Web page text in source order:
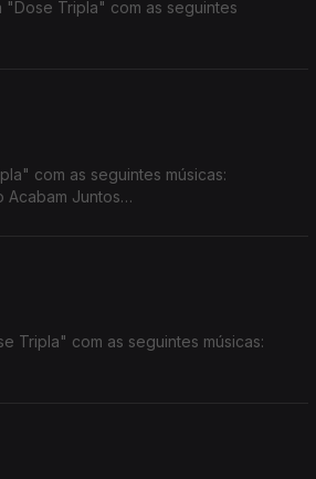
"Dose Tripla" com as seguintes
com as seguintes músicas:
Acabam Juntos
na "Dose Tripla" com as seguintes músicas: